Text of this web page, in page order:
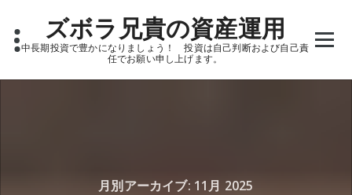
content ズボラ兄貴の資産運用
中長期投資で豊かになりましょう！ 投資は自己判断および自己責
任でお願い申し上げます。
月別アーカイブ: 11月 2025